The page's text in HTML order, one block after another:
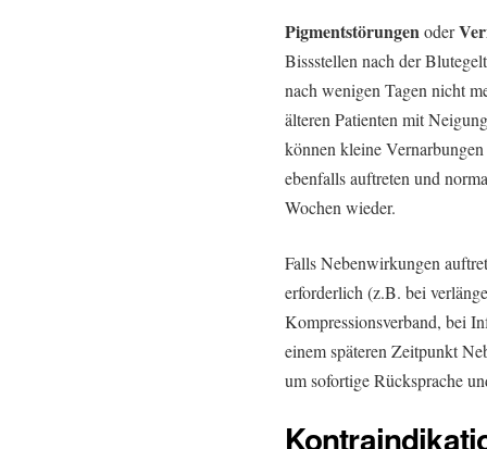
Pigmentstörungen oder
Bissstellen nach der
nach wenigen Tagen nicht
älteren Patienten mit
können kleine
ebenfalls auftreten und
Wochen wieder.
Falls Nebenwirkungen
erforderlich (z.B. bei
Kompressionsverband, bei
einem späteren Zeitpunkt
um sofortige Rücksprache